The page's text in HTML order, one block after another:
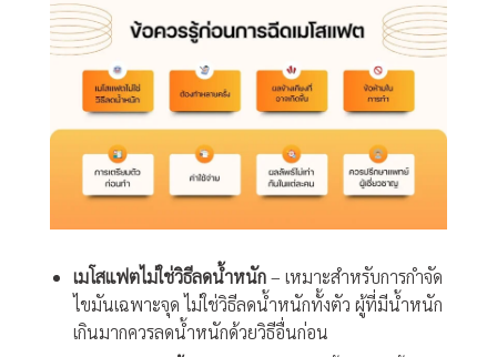
เมโสแฟตไม่ใช่วิธีลดน้ำหนัก– เหมาะสำหรับการกำจัด
ไขมันเฉพาะจุด ไม่ใช่วิธีลดน้ำหนักทั้งตัว ผู้ที่มีน้ำหนัก
เกินมากควรลดน้ำหนักด้วยวิธีอื่นก่อน